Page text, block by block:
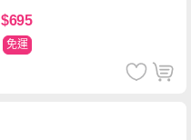
$695
免運